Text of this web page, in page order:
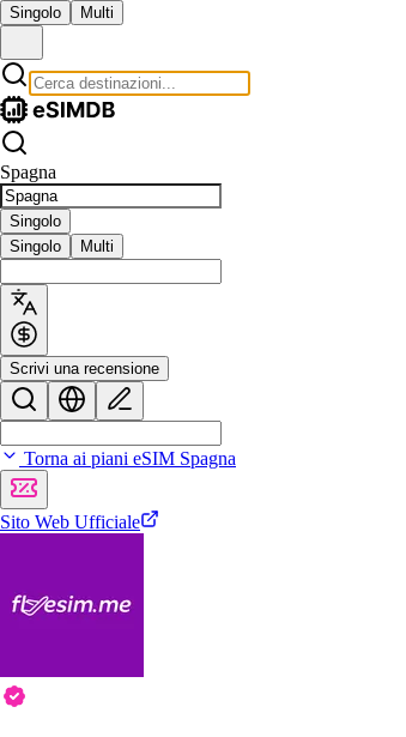
Singolo Multi
Spagna
Singolo
Singolo
Multi
Scrivi una recensione
Torna ai piani eSIM Spagna
Sito Web Ufficiale